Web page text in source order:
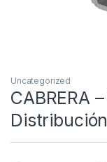
Uncategorized
CABRERA